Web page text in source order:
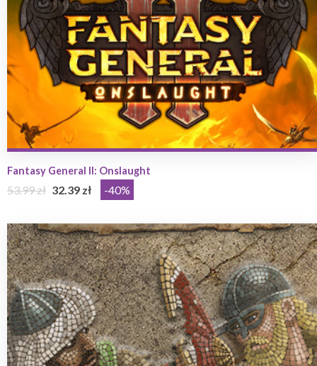
Fantasy General II: Onslaught
53.99 zł 32.39 zł -40%